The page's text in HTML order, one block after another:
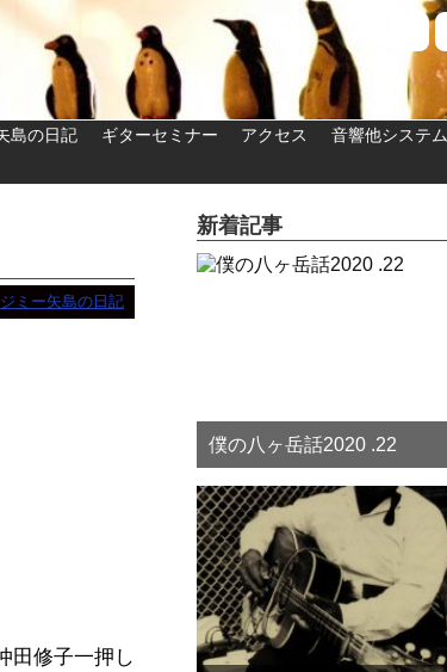
島の日記 ギターセミナー アクセス 音響他システム
ジミー矢島の日記
修子一押し
新着記事
僕の八ヶ岳話2020 .22